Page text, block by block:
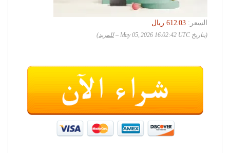
السعر:
‏612.03 ريال
(بتاريخ May 05, 2026 16:02:42 UTC – للمزيد)